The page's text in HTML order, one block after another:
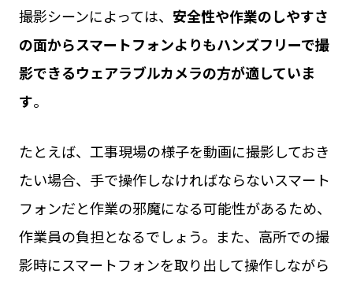
撮影シーンによっては、 安全性や作業のしやすさ
の面からスマートフォンよりもハンズフリーで撮
影できるウェアラブルカメラの方が適していま
す。
たとえば、工事現場の様子を動画に撮影しておき
たい場合、手で操作しなければならないスマート
フォンだと作業の邪魔になる可能性があるため、
作業員の負担となるでしょう。また、高所での撮
影時にスマートフォンを取り出して操作しながら